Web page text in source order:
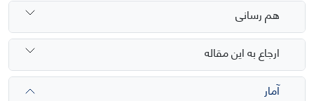
هم رسانی
ارجاع به این مقاله
آمار